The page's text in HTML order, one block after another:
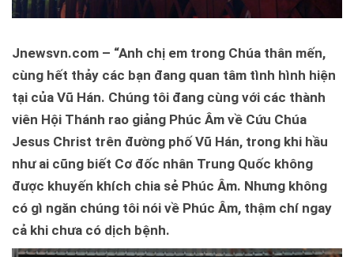
Jnewsvn.com – “Anh chị em trong Chúa thân mến,
cùng hết thảy các bạn đang quan tâm tình hình hiện
tại của Vũ Hán. Chúng tôi đang cùng với các thành
viên Hội Thánh rao giảng Phúc Âm về Cứu Chúa
Jesus Christ trên đường phố Vũ Hán, trong khi hầu
như ai cũng biết Cơ đốc nhân Trung Quốc không
được khuyến khích chia sẻ Phúc Âm. Nhưng không
có gì ngăn chúng tôi nói về Phúc Âm, thậm chí ngay
cả khi chưa có dịch bệnh.